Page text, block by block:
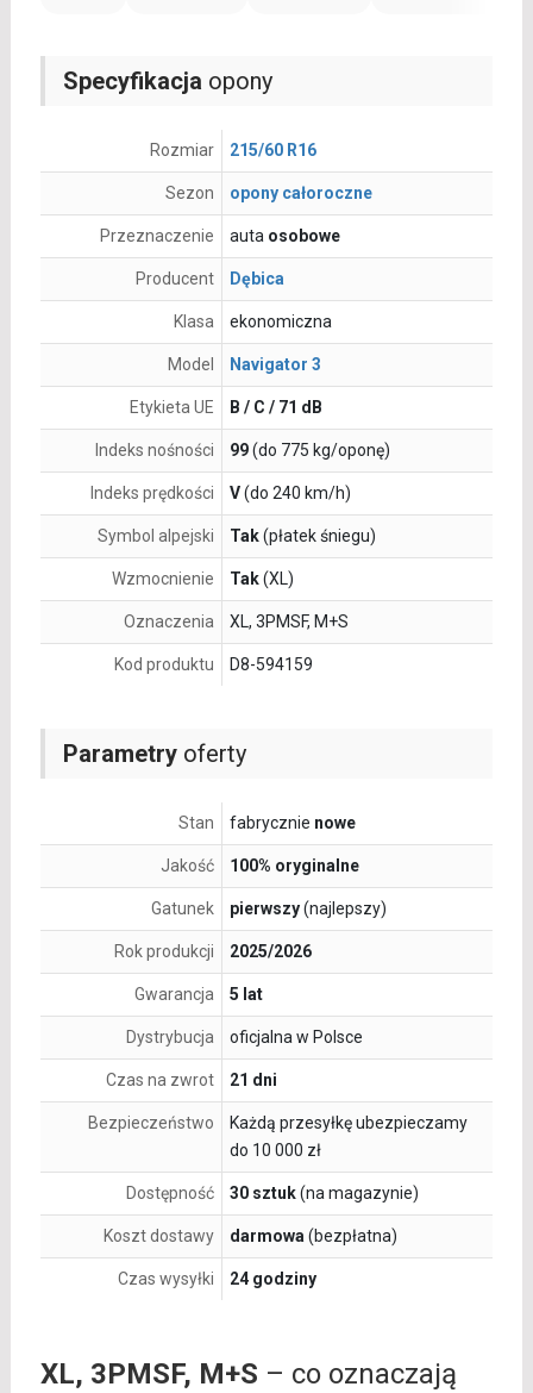
Parametryoferty
Stan fabrycznie nowe
Jakość 100% oryginalne
Gatunek pierwszy(najlepszy)
Rok produkcji 2025/2026
Gwarancja 5 lat
Dystrybucja oficjalna w Polsce
Czas na zwrot 21 dni
Bezpieczeństwo
Każdą przesyłkę ubezpieczamy
do 10 000 zł
Dostępność 30 sztuk(na magazynie)
Koszt dostawy darmowa (bezpłatna)
Czas wysyłki 24 godziny
Specyfikacja opony
Rozmiar 215/60 R16
Sezon opony całoroczne
Przeznaczenie auta osobowe
Producent Dębica
Klasa ekonomiczna
Model Navigator 3
Etykieta UE B / C / 71 dB
Indeks nośności 99(do 775 kg/oponę)
Indeks prędkości V(do 240 km/h)
Symbol alpejski Tak(płatek śniegu)
Wzmocnienie Tak(XL)
Oznaczenia XL, 3PMSF, M+S
Kod produktu D8-594159
XL, 3PMSF, M+S – co oznaczają